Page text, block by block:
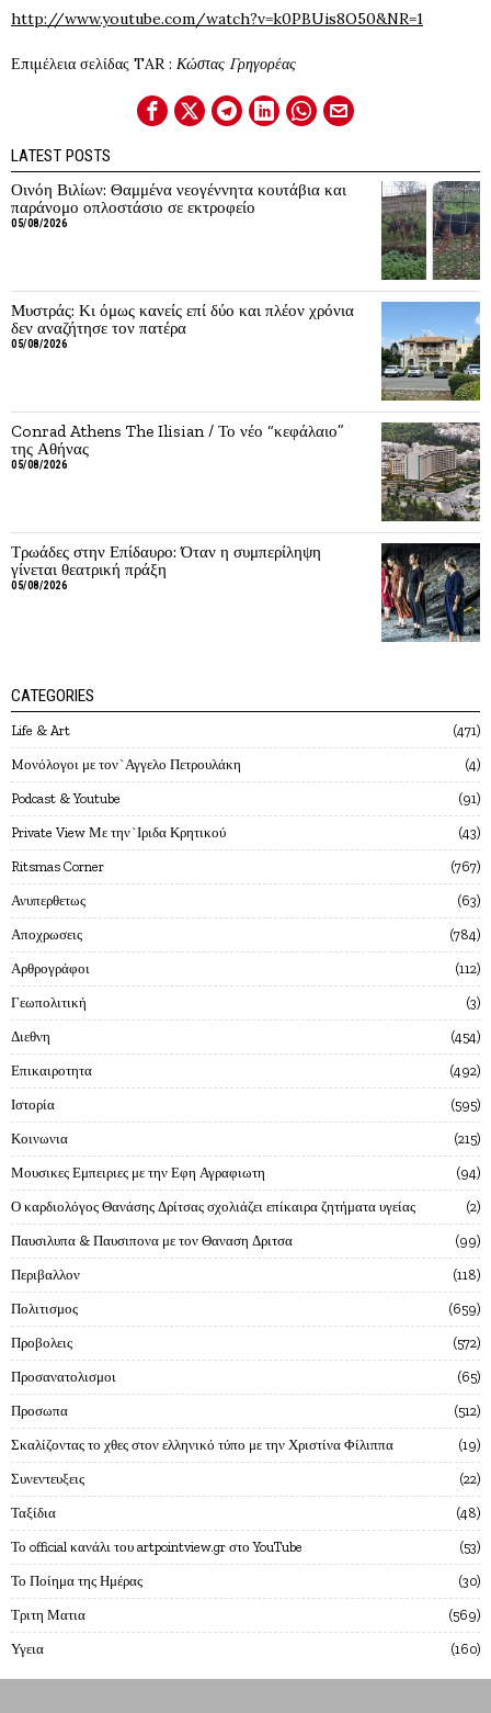
http://www.youtube.com/watch?v=k0PBUis8O50&NR=1
Επιμέλεια σελίδας TAR : Κώστας Γρηγορέας
LATEST POSTS
Οινόη Βιλίων: Θαμμένα νεογέννητα κουτάβια και
παράνομο οπλοστάσιο σε εκτροφείο
05/08/2026
Μυστράς: Κι όμως κανείς επί δύο και πλέον χρόνια
δεν αναζήτησε τον πατέρα
05/08/2026
Conrad Athens The Ilisian / Το νέο “κεφάλαιο”
της Αθήνας
05/08/2026
Τρωάδες στην Επίδαυρο: Όταν η συμπερίληψη
γίνεται θεατρική πράξη
05/08/2026
CATEGORIES
Life & Art 471
Mονόλογοι με τον`Αγγελο Πετρουλάκη 4
Podcast & Youtube 91
Private View Με την`Ιριδα Κρητικού 43
Ritsmas Corner 767
Ανυπερθετως 63
Αποχρωσεις 784
Αρθρογράφοι 112
Γεωπολιτική 3
Διεθνη 454
Επικαιροτητα 492
Ιστορία 595
Κοινωνια 215
Μουσικες Εμπειριες με την Εφη Αγραφιωτη 94
Ο καρδιολόγος Θανάσης Δρίτσας σχολιάζει επίκαιρα ζητήματα υγείας 2
Παυσιλυπα & Παυσιπονα με τον Θαναση Δριτσα 99
Περιβαλλον 118
Πολιτισμος 659
Προβολεις 572
Προσανατολισμοι 65
Προσωπα 512
Σκαλίζοντας το χθες στον ελληνικό τύπο με την Χριστίνα Φίλιππα 19
Συνεντευξεις 22
Ταξίδια 48
Το official κανάλι του artpointview.gr στο YouTube 53
Το Ποίημα της Ημέρας 30
Τριτη Ματια 569
Υγεια 160